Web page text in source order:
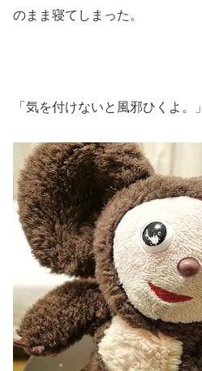
のまま寝てしまった。
「気を付けないと風邪ひくよ。」